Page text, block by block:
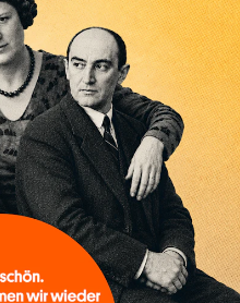
Wir verlassen die
journalistische Filterblase,
in der sich viele
eingerichtet haben. Wir
öffnen Fenster und
bringen frische Luft in die
engen und verstaubten
Debattenräume.